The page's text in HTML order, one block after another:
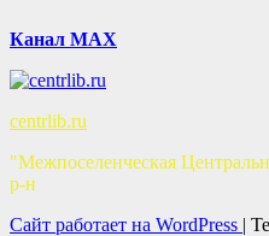
Канал MAX
centrlib.ru
"Межпоселенческая
р-н
Сайт работает на WordPress |